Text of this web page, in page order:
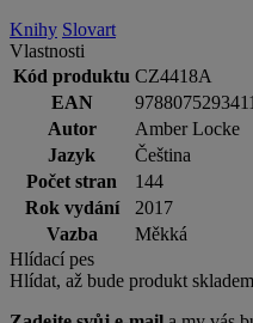
Knihy Slovart
Vlastnosti
Kód produktu CZ4418A
EAN
9788075293411
Autor
Amber Locke
Jazyk
Čeština
Počet stran
144
Rok vydání
2017
Vazba
Měkká
Hlídací pes
Hlídat, až bude produkt skladem